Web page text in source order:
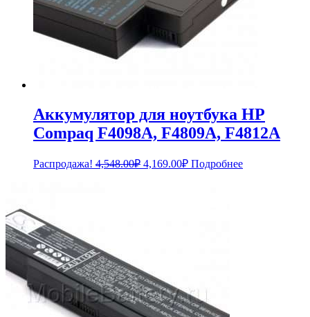
Аккумулятор для ноутбука HP
Compaq F4098A, F4809A, F4812A
Распродажа! 4,548.00₽ Первоначальная
4,169.00₽Текущая
Подробнее